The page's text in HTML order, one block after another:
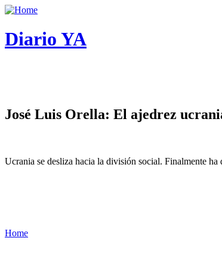
Diario YA
José Luis Orella: El ajedrez
Ucrania se desliza hacia la división social. Finalmente
Home